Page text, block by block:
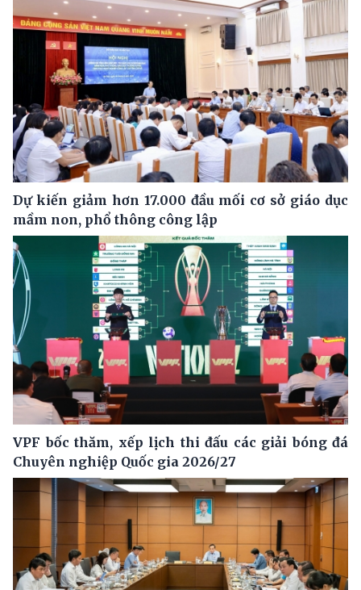
Dự kiến giảm hơn 17.000 đầu mối cơ sở giáo dục
mầm non, phổ thông công lập
VPF bốc thăm, xếp lịch thi đấu các giải bóng đá
Chuyên nghiệp Quốc gia 2026/27